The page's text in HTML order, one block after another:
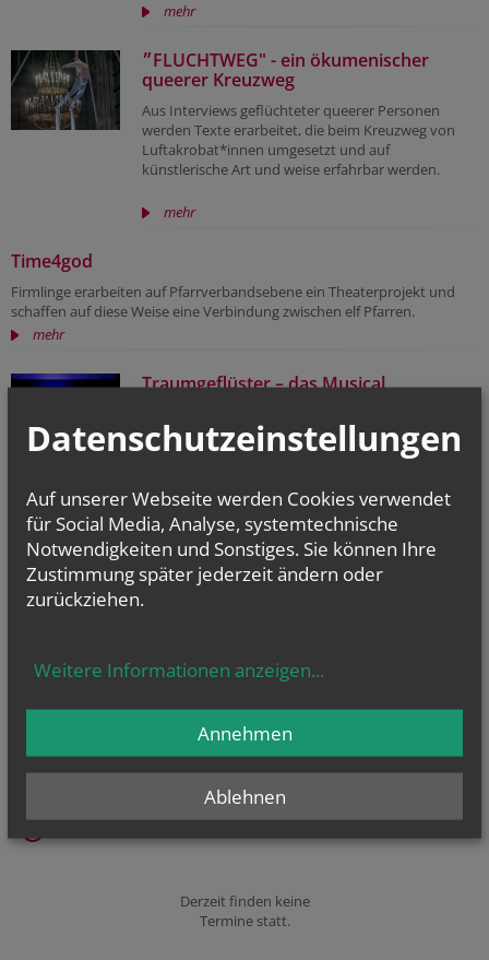
mehr
״FLUCHTWEG" - ein ökumenischer
queerer Kreuzweg
Aus Interviews geflüchteter queerer Personen
werden Texte erarbeitet, die beim Kreuzweg von
Luftakrobat*innen umgesetzt und auf
künstlerische Art und weise erfahrbar werden.
mehr
Time4god
Firmlinge erarbeiten auf Pfarrverbandsebene ein Theaterprojekt und
schaffen auf diese Weise eine Verbindung zwischen elf Pfarren.
mehr
Traumgeflüster – das Musical
Jugendliche und junge Erwachsene
in einem kreativen und wertschätzenden Rahmen
mehr
Adventstimmung
Ein adventliches Angebot, um Menschen mit Jesus
5
Derzeit finden keine
Termine statt.
Datenschutzeinstellungen
Auf unserer Webseite werden Cookies verwendet
für Social Media, Analyse, systemtechnische
Notwendigkeiten und Sonstiges. Sie können Ihre
Zustimmung später jederzeit ändern oder
zurückziehen.
Weitere Informationen anzeigen...
Ablehnen
Annehmen